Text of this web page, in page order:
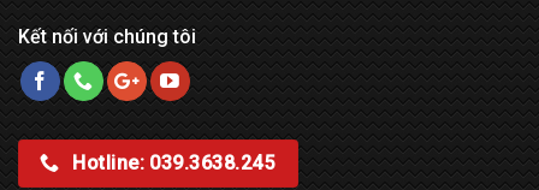
Kết nối với chúng tôi
Hotline: 039.3638.245